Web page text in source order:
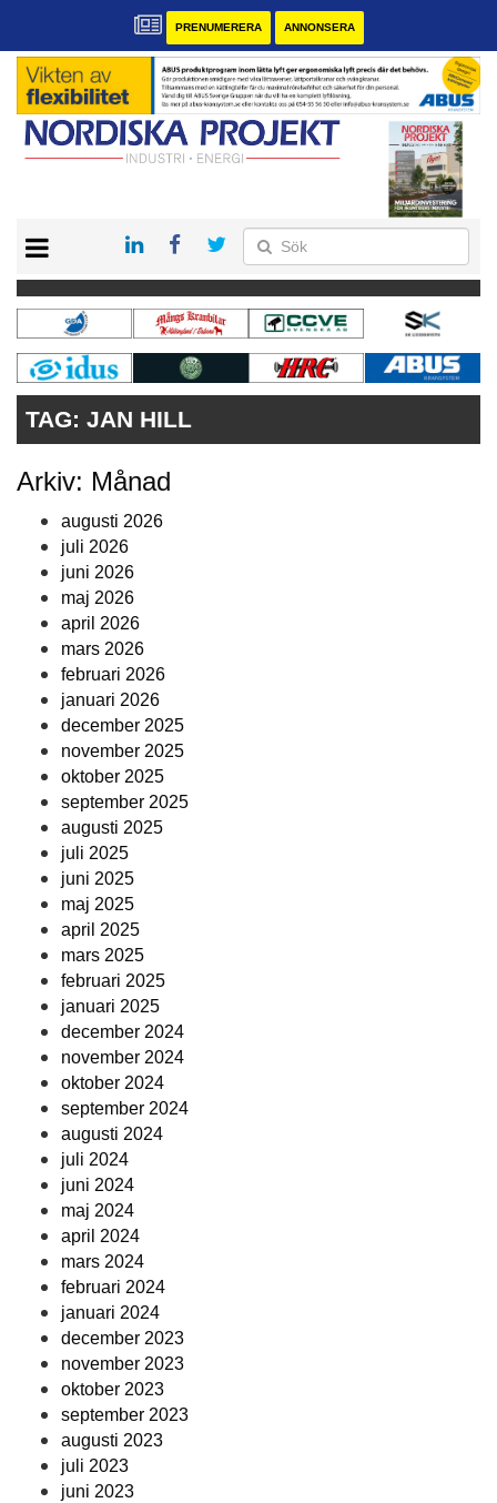
PRENUMERERA ANNONSERA
KONTAKT
VÅRA ANDRA MAGASIN
PRENUMERERA
ANNONSERA
TAG: JAN HILL
Arkiv: Månad
augusti 2026
juli 2026
juni 2026
maj 2026
april 2026
mars 2026
februari 2026
januari 2026
december 2025
november 2025
oktober 2025
september 2025
augusti 2025
juli 2025
juni 2025
maj 2025
april 2025
mars 2025
februari 2025
januari 2025
december 2024
november 2024
oktober 2024
september 2024
augusti 2024
juli 2024
juni 2024
maj 2024
april 2024
mars 2024
februari 2024
januari 2024
december 2023
november 2023
oktober 2023
september 2023
augusti 2023
juli 2023
juni 2023